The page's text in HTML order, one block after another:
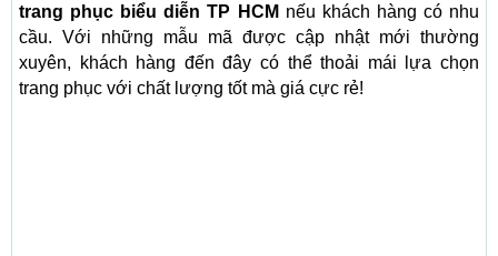
trang phục biểu diễn TP HCM nếu khách hàng có nhu
cầu. Với những mẫu mã được cập nhật mới thường
xuyên, khách hàng đến đây có thể thoải mái lựa chọn
trang phục với chất lượng tốt mà giá cực rẻ!